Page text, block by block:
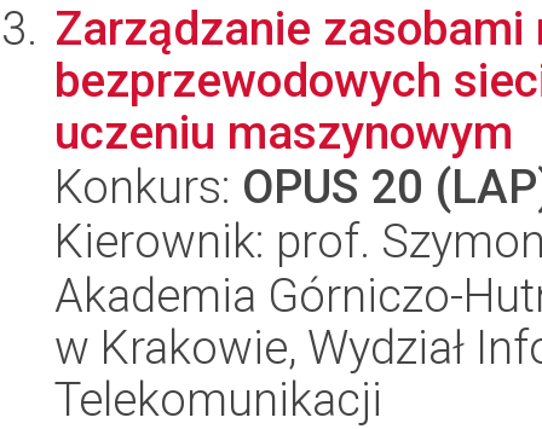
Zarządzanie
bezprzewodowych
uczeniu maszynowym
Konkurs: OPUS 20
Kierownik: prof.
Akademia Górniczo-
w Krakowie, Wydział
Telekomunikacji